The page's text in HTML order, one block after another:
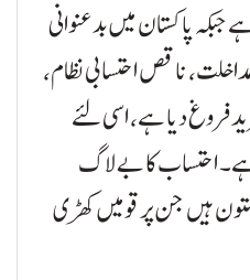
جبکہ پاکستان میں بدعنوانی
ناقص احتسابی نظام،
فروغ دیا ہے، اسی لئے
احتساب کا بے لاگ
ہیں جن پر قومیں کھڑی